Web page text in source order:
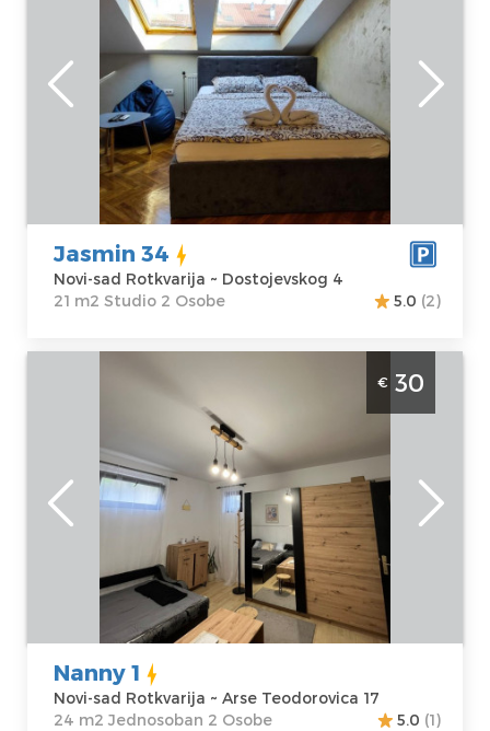
Lokacija:Novi-
sad Rotkvarija
Adresa:
Dostojevskog 4
38 €
Gosti:2
Kvadratura :
m2
Struktura :
Studio
Jasmin 34
Novi-sad Rotkvarija ~ Dostojevskog 4
21 m2 Studio 2 Osobe
5.0 (2)
Rotkvarija apartman za 2 osobe blizu centra
Lokacija:Novi-
sad Rotkvarija
Adresa: Arse
Teodorovica 17
30 €
Gosti:2
Kvadratura :
24
m2
Struktura :
Jednosoban
€ 30
Nanny 1
Novi-sad Rotkvarija ~ Arse Teodorovica 17
24 m2 Jednosoban 2 Osobe
5.0 (1)